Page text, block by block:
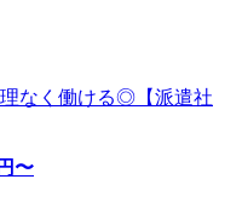
なく働ける◎【派遣社
円〜